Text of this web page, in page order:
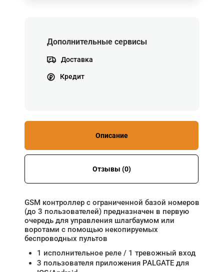
Дополнительные сервисы
Доставка
Кредит
Описание
Отзывы (0)
GSM контроллер с ограниченной базой номеров
(до 3 пользователей) предназначен в первую
очередь для управления шлагбаумом или
воротами с помощью некопируемых
беспроводных пультов
1 исполнительное реле / 1 тревожный вход
3 пользователя приложения PALGATE для